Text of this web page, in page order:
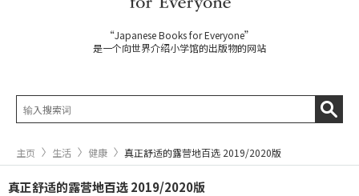
“Japanese Books for Everyone”
是一个向世界介绍小学馆的出版物的网站
主页 生活 健康 真正舒适的露营地百选 2019/2020版
真正舒适的露营地百选 2019/2020版